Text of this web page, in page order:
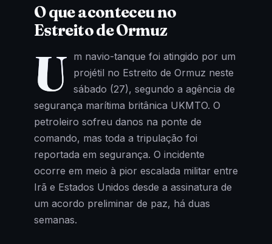
O que aconteceu no
Estreito de Ormuz
U m navio-tanque foi atingido por um
projétil no Estreito de Ormuz neste
sábado (27), segundo a agência de
segurança marítima britânica UKMTO. O
petroleiro sofreu danos na ponte de
comando, mas toda a tripulação foi
reportada em segurança. O incidente
ocorre em meio à pior escalada militar entre
Irã e Estados Unidos desde a assinatura de
um acordo preliminar de paz, há duas
semanas.